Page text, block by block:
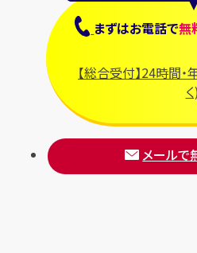
まずはお電話で無
【総合受付】24時間
く)
メールで